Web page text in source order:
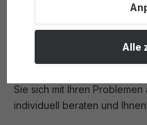
Wenn Sie ein Problem mit
müssen Sie nicht
Sie sich mit Ihren
individuell beraten und
Alle